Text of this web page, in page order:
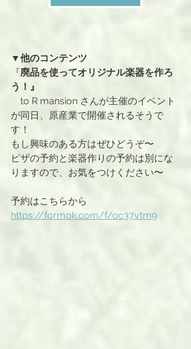
▼他のコンテンツ
『廃品を使ってオリジナル楽器を作ろ
う！』
to R mansion さんが主催のイベント
が同日、原産業で開催されるそうで
す！
もし興味のある方はぜひどうぞ〜
ピザの予約と楽器作りの予約は別にな
りますので、お気をつけください〜
予約はこちらから
https://formok.com/f/oc37vtm9